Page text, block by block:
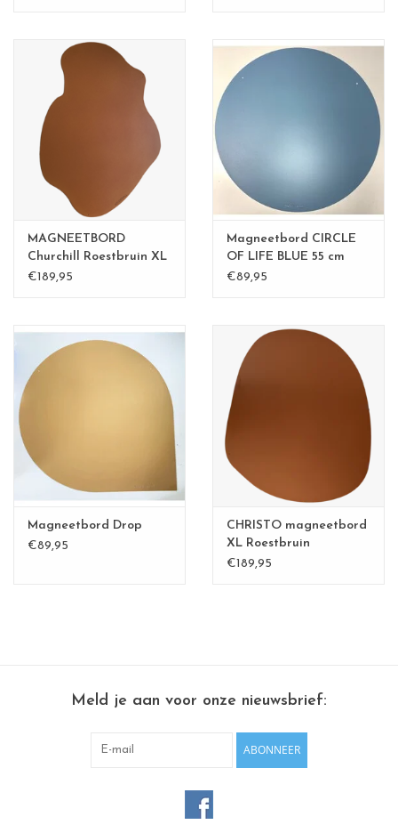
MAGNEETBORD
Churchill Roestbruin XL
€189,95
Magneetbord CIRCLE
OF LIFE BLUE 55 cm
€89,95
Magneetbord Drop
€89,95
CHRISTO magneetbord
XL Roestbruin
€189,95
Meld je aan voor onze nieuwsbrief:
ABONNEER